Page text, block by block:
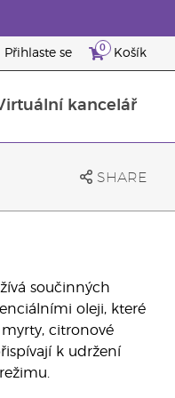
Přihlaste se 0 Košík
kancelář
SHARE
součinných
oleji, které
citronové
k udržení